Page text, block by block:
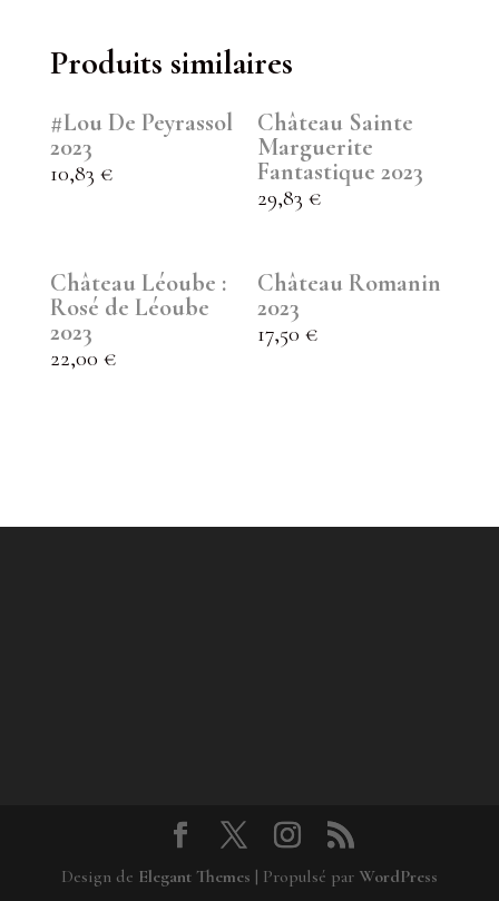
Produits similaires
#Lou De Peyrassol
2023
10,83 €
Château Sainte
Marguerite
Fantastique 2023
29,83€
Château Léoube :
Rosé de Léoube
2023
22,00 €
Château Romanin
2023
17,50€
Design de Elegant Themes | Propulsé par WordPress